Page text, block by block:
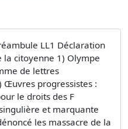
LL1 Déclaration
citoyenne 1) Olympe
de lettres
Œuvres progressistes :
le droits des F
et marquante
les massacre de la